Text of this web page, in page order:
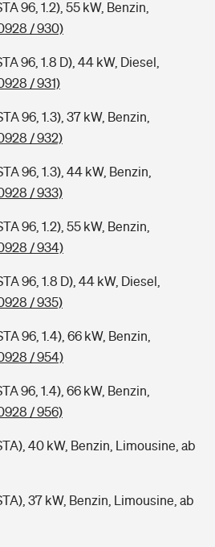
96, 1.2), 55 kW, Benzin,
/ 930)
96, 1.8 D), 44 kW, Diesel,
/ 931)
96, 1.3), 37 kW, Benzin,
/ 932)
96, 1.3), 44 kW, Benzin,
/ 933)
96, 1.2), 55 kW, Benzin,
/ 934)
96, 1.8 D), 44 kW, Diesel,
/ 935)
96, 1.4), 66 kW, Benzin,
/ 954)
96, 1.4), 66 kW, Benzin,
/ 956)
40 kW, Benzin, Limousine, ab
37 kW, Benzin, Limousine, ab